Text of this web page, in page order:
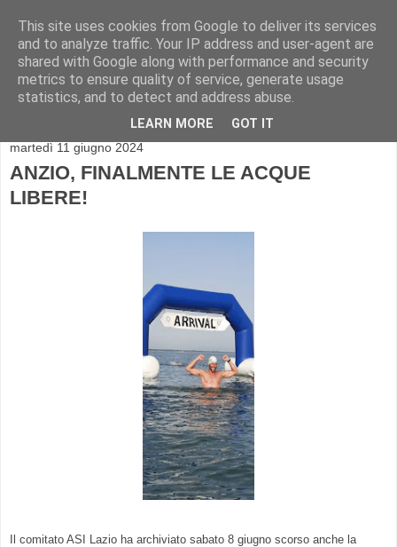
martedì 11 giugno 2024
ANZIO, FINALMENTE LE ACQUE
LIBERE!
Il comitato ASI Lazio ha archiviato sabato 8 giugno scorso anche la
This site uses cookies from Google to deliver its services
and to analyze traffic. Your IP address and user-agent are
shared with Google along with performance and security
metrics to ensure quality of service, generate usage
statistics, and to detect and address abuse.
LEARN MORE GOT IT